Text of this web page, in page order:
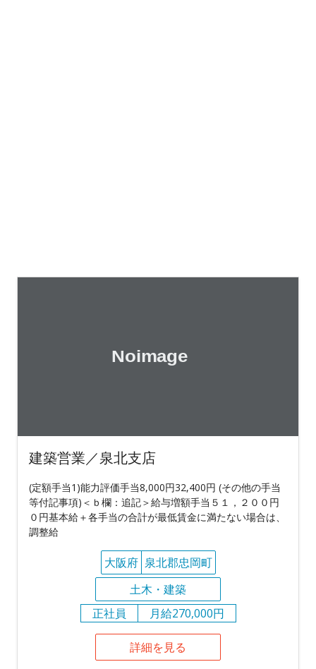
建築営業／泉北支店
(定額手当1)能力評価手当8,000円32,400円 (その他の手当
等付記事項)＜ｂ欄：追記＞給与増額手当５１，２００円
０円基本給＋各手当の合計が最低賃金に満たない場合は、
調整給
大阪府 泉北郡忠岡町
土木・建築
正社員
月給270,000円
詳細を見る